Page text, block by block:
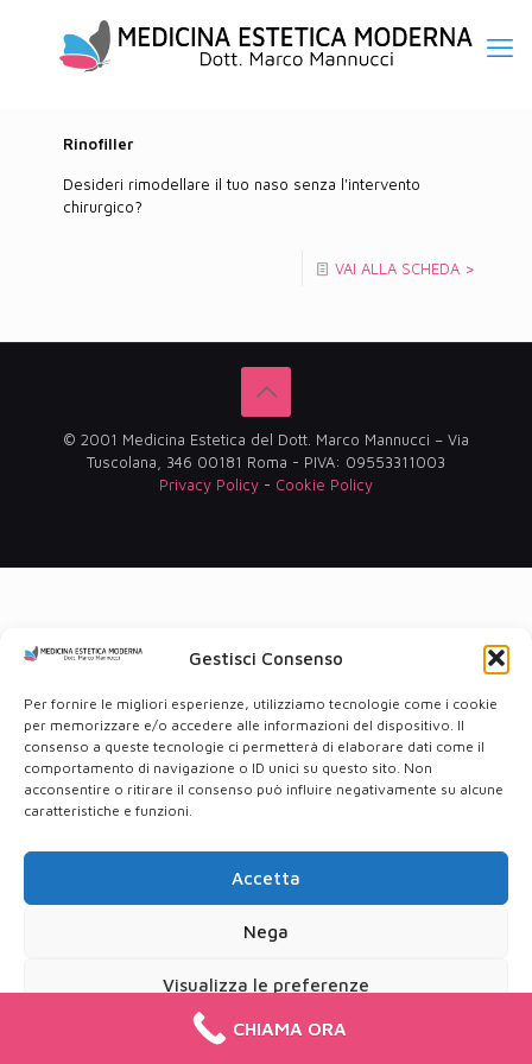
Gestisci Consenso
Per fornire le migliori esperienze, utilizziamo tecnologie come i cookie
per memorizzare e/o accedere alle informazioni del dispositivo. Il
consenso a queste tecnologie ci permetterà di elaborare dati come il
comportamento di navigazione o ID unici su questo sito. Non
acconsentire o ritirare il consenso può influire negativamente su alcune
caratteristiche e funzioni.
Accetta
Nega
Visualizza le preferenze
Cookie PolicyPrivacy Policy
Rinofiller
Desideri rimodellare il tuo naso senza l'intervento
chirurgico?
VAI ALLA SCHEDA >
© 2001 Medicina Estetica del Dott. Marco Mannucci – Via
Tuscolana, 346 00181 Roma - PIVA: 09553311003
Privacy Policy - Cookie Policy
CHIAMA ORA